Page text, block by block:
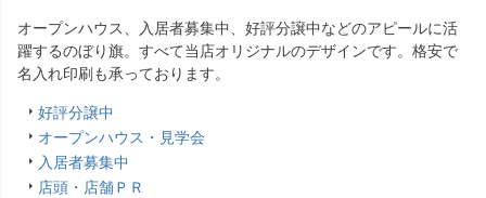
オープンハウス、入居者募集中、好評分譲中などのアピールに活
躍するのぼり旗。すべて当店オリジナルのデザインです。格安で
名入れ印刷も承っております。
好評分譲中
オープンハウス・見学会
入居者募集中
店頭・店舗ＰＲ